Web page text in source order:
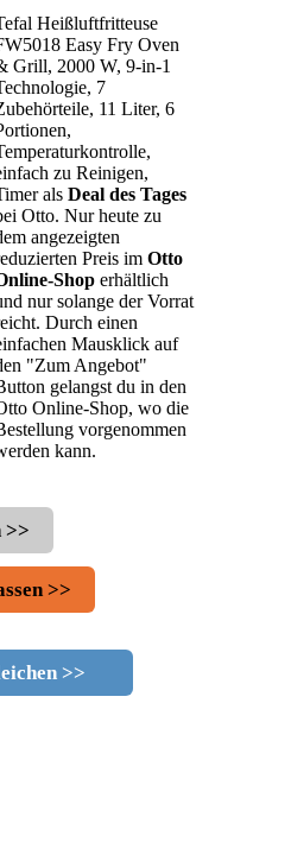
Heißluftfritteuse
Easy Fry Oven
Grill, 2000 W, 9-in-1
7
11 Liter, 6
zu Reinigen,
als Deal des Tages
Otto. Nur heute zu
angezeigten
Preis im Otto
Shop erhältlich
nur solange der Vorrat
Durch einen
Mausklick auf
"Zum Angebot"
gelangst du in den
Online-Shop, wo die
vorgenommen
kann.
>>
>>
>>